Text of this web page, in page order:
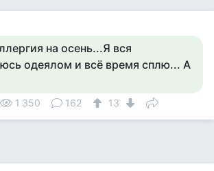
на осень...Я вся
одеялом и всё время сплю... А
1 350 162 13